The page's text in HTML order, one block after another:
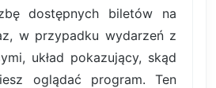
dostępnych biletów na
w przypadku wydarzeń z
układ pokazujący, skąd
oglądać program. Ten